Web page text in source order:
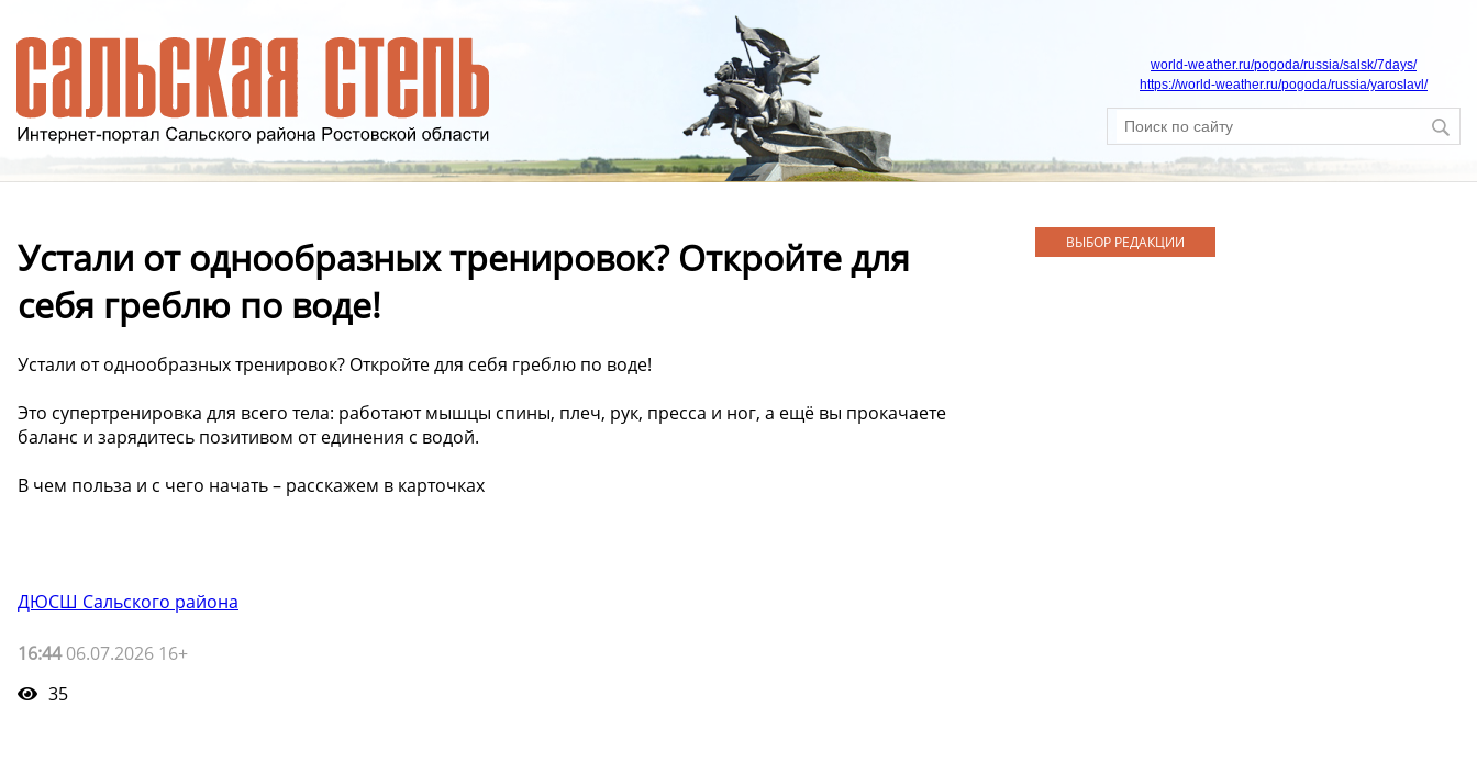
world-weather.ru/pogoda/russia/salsk/7days/
https://world-weather.ru/pogoda/russia/yaroslavl/
Устали от однообразных тренировок? Откройте для
себя греблю по воде!
Устали от однообразных тренировок? Откройте для себя греблю по воде!
Это супертренировка для всего тела: работают мышцы спины, плеч, рук, пресса и ног, а ещё вы прокачаете
баланс и зарядитесь позитивом от единения с водой.
В чем польза и с чего начать – расскажем в карточках
ДЮСШ Сальского района
16:4406.07.2026 16+
35
ВЫБОР РЕДАКЦИИ